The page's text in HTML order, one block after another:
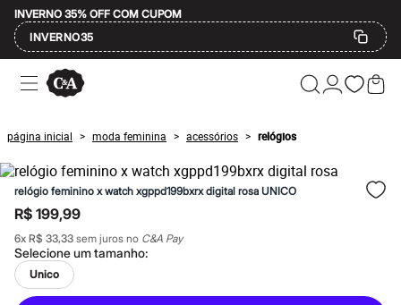
INVERNO 35% OFF COM CUPOM
INVERNO35
Ofertas
Compre por Departamento
Masculino
Infantil
Calçados
Mindse7
Plus Size
Até 20% off
Até 40% off
Até 60% off
A partir de 60% off
Feminino
Em alta
página inicial > moda feminina > acessórios > relógios
relógio feminino x watch xgppd199bxrx digital rosa UNICO
R$ 199,99
6x R$ 33,33 sem juros no C&A Pay
Selecione umtamanho:
Unico